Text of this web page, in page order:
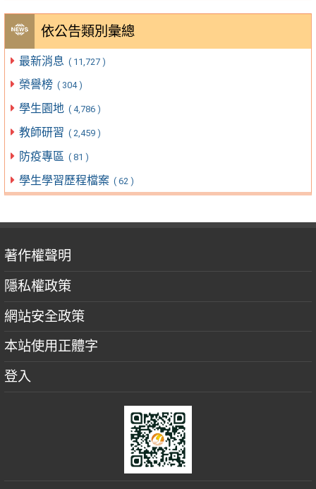
依公告類別彙總
最新消息 ( 11,727 )
榮譽榜 ( 304 )
學生園地 ( 4,786 )
教師研習 ( 2,459 )
防疫專區 ( 81 )
學生學習歷程檔案 ( 62 )
著作權聲明
隱私權政策
網站安全政策
本站使用正體字
登入